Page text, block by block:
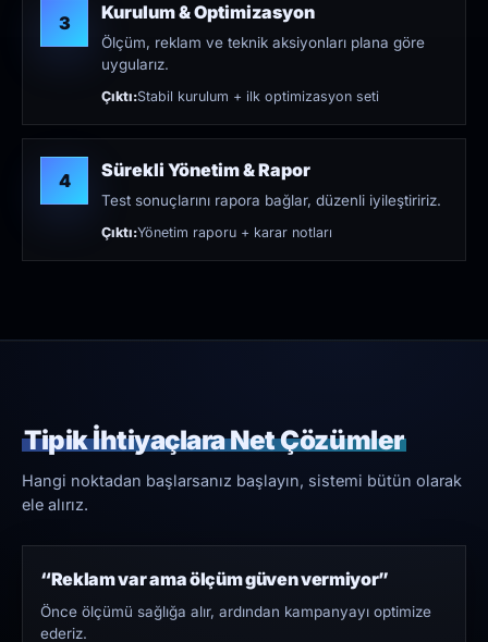
3 Kurulum & Optimizasyon
Ölçüm, reklam ve teknik aksiyonları plana göre
uygularız.
Çıktı:Stabil kurulum + ilk optimizasyon seti
4 Sürekli Yönetim & Rapor
Test sonuçlarını rapora bağlar, düzenli iyileştiririz.
Çıktı:Yönetim raporu + karar notları
Tipik İhtiyaçlara Net Çözümler
Hangi noktadan başlarsanız başlayın, sistemi bütün olarak
ele alırız.
“Reklam var ama ölçüm güven vermiyor”
Önce ölçümü sağlığa alır, ardından kampanyayı optimize
ederiz.